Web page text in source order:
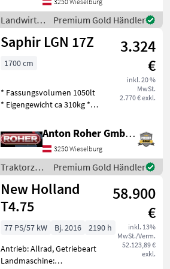
Landwirtsch.
Motorfahrzeuge
/ Sonstige
Premium Gold Händler
Saphir LGN 17Z
3.324
€
inkl. 20 %
MwSt.
2.770 € exkl.
1700 cm
* Fassungsvolumen 1050lt
* Eigengewicht ca 310kg *
Wandentnahme Funktion *
9 Zinken * Seitenwände
schraubbar Traktorzubehör
Frontlader-Anb
Anton Roher GmbH (ACA Center Roher)
3250 Wieselburg
Traktorzubehör
/ Saphir
Premium Gold Händler
New Holland
T4.75
58.900
€
inkl. 13%
MwSt./Verm.
52.123,89 €
exkl.
77 PS/57 kW Bj. 2016
2190 h
Antrieb: Allrad, Getriebeart
Landmaschine: